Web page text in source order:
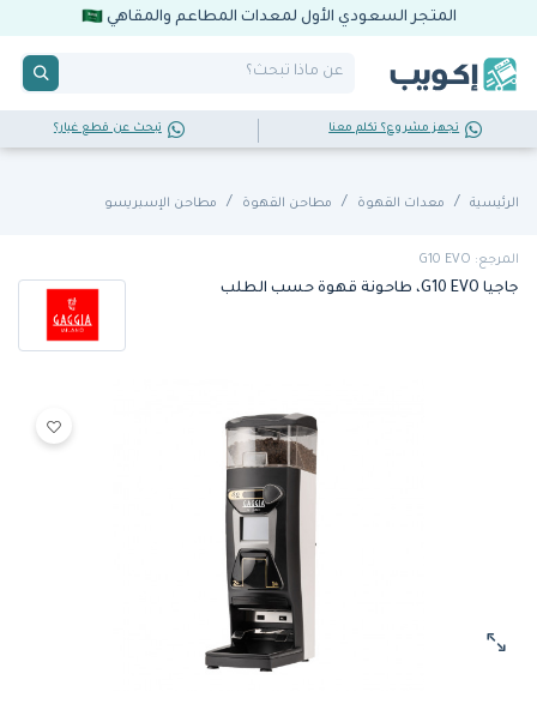
المتجر السعودي الأول لمعدات المطاعم والمقاهي
تجهز مشروع؟ تكلم معنا تبحث عن قطع غيار؟
الرئيسية معدات القهوة مطاحن القهوة مطاحن الإسبريسو
المرجع: G10 EVO
جاجيا G10 EVO، طاحونة قهوة حسب الطلب